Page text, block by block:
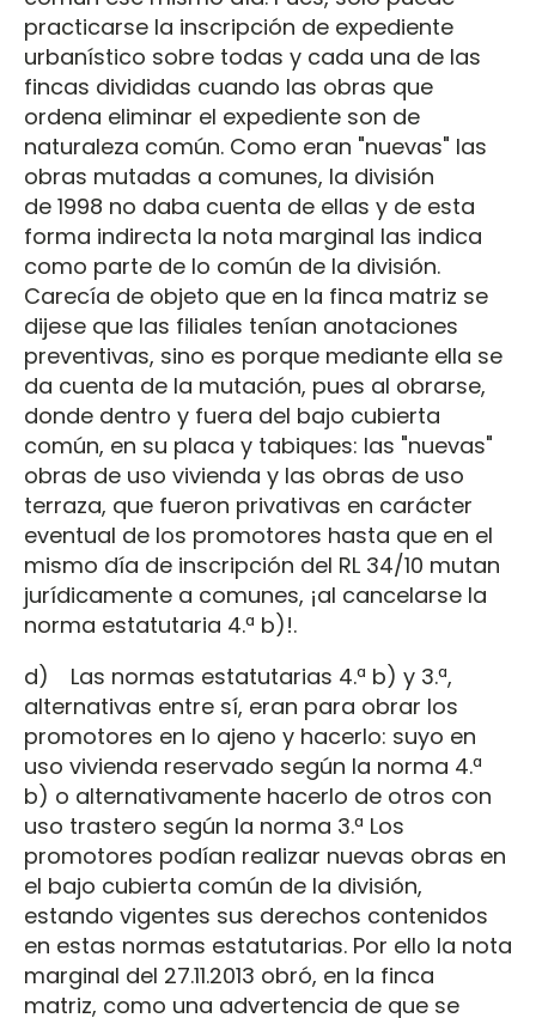
practicarse la inscripción de expediente
urbanístico sobre todas y cada una de las
fincas divididas cuando las obras que
ordena eliminar el expediente son de
naturaleza común. Como eran "nuevas" las
obras mutadas a comunes, la división
de 1998 no daba cuenta de ellas y de esta
forma indirecta la nota marginal las indica
como parte de lo común de la división.
Carecía de objeto que en la finca matriz se
dijese que las filiales tenían anotaciones
preventivas, sino es porque mediante ella se
da cuenta de la mutación, pues al obrarse,
donde dentro y fuera del bajo cubierta
común, en su placa y tabiques: las "nuevas"
obras de uso vivienda y las obras de uso
terraza, que fueron privativas en carácter
eventual de los promotores hasta que en el
mismo día de inscripción del RL 34/10 mutan
jurídicamente a comunes, ¡al cancelarse la
norma estatutaria 4.ª b)!.
d) Las normas estatutarias 4.ª b) y 3.ª,
alternativas entre sí, eran para obrar los
promotores en lo ajeno y hacerlo: suyo en
uso vivienda reservado según la norma 4.ª
b) o alternativamente hacerlo de otros con
uso trastero según la norma 3.ª Los
promotores podían realizar nuevas obras en
el bajo cubierta común de la división,
estando vigentes sus derechos contenidos
en estas normas estatutarias. Por ello la nota
marginal del 27.11.2013 obró, en la finca
matriz, como una advertencia de que se